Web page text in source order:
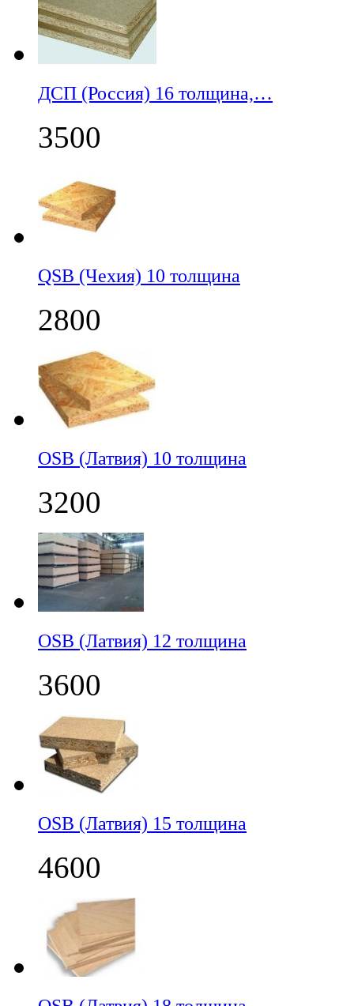
ДСП (Россия) 16 толщина,…
3500
QSB (Чехия) 10 толщина
2800
OSB (Латвия) 10 толщина
3200
OSB (Латвия) 12 толщина
3600
OSB (Латвия) 15 толщина
4600